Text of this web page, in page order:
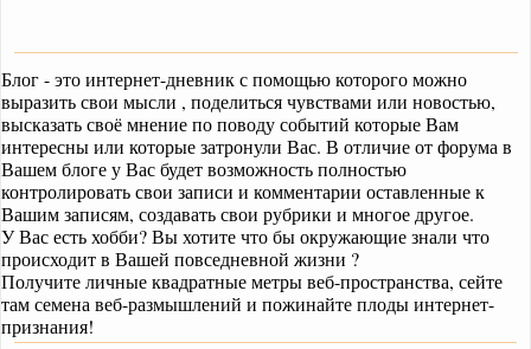
Блог - это интернет-дневник с помощью которого можно
выразить свои мысли , поделиться чувствами или новостью,
высказать своё мнение по поводу событий которые Вам
интересны или которые затронули Вас. В отличие от форума в
Вашем блоге у Вас будет возможность полностью
контролировать свои записи и комментарии оставленные к
Вашим записям, создавать свои рубрики и многое другое.
У Вас есть хобби? Вы хотите что бы окружающие знали что
происходит в Вашей повседневной жизни ?
Получите личные квадратные метры веб-пространства, сейте
там семена веб-размышлений и пожинайте плоды интернет-
признания!